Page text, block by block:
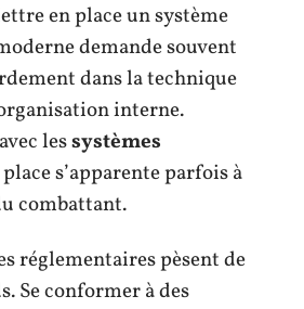
en place un système
demande souvent
dans la technique
interne.
lessystèmes
s’apparente parfois à
combattant.
réglementaires pèsent de
Se conformer à des